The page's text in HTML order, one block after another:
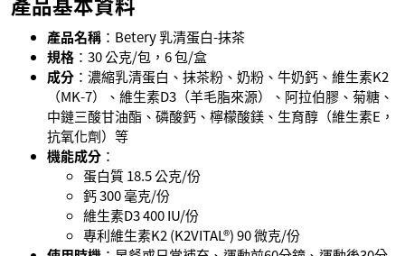
產品名稱 ：Betery 乳清蛋白-抹茶
規格 ：30 公克/包，6 包/盒
成分 ：濃縮乳清蛋白、抹茶粉、奶粉、牛奶鈣、維生素K2
（MK-7）、維生素D3（羊毛脂來源）、阿拉伯膠、菊糖、
中鏈三酸甘油酯、磷酸鈣、檸檬酸鎂、生育醇（維生素E，
抗氧化劑）等
機能成分 ：
蛋白質 18.5 公克/份
鈣 300 毫克/份
維生素D3 400 IU/份
專利維生素K2 (K2VITAL®) 90 微克/份